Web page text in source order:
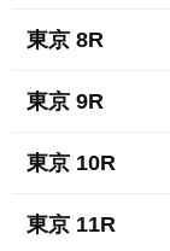
東京 8R
東京 9R
東京 10R
東京 11R